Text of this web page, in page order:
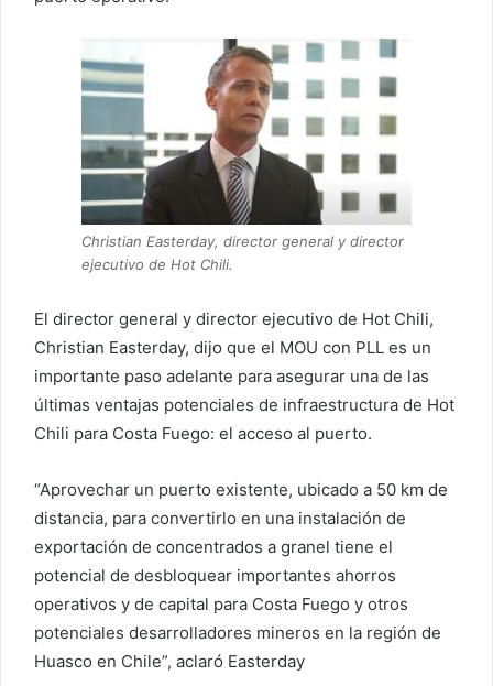
Christian Easterday, director general y director
ejecutivo de Hot Chili.
El director general y director ejecutivo de Hot Chili,
Christian Easterday, dijo que el MOU con PLL es un
importante paso adelante para asegurar una de las
últimas ventajas potenciales de infraestructura de Hot
Chili para Costa Fuego: el acceso al puerto.
“Aprovechar un puerto existente, ubicado a 50 km de
distancia, para convertirlo en una instalación de
exportación de concentrados a granel tiene el
potencial de desbloquear importantes ahorros
operativos y de capital para Costa Fuego y otros
potenciales desarrolladores mineros en la región de
Huasco en Chile”, aclaró Easterday